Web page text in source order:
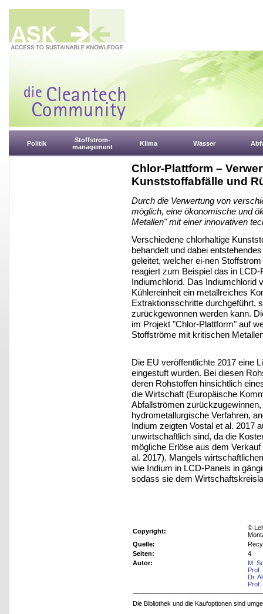
Politik
Stoffstrom-
management
Klima Wasser
Chlor-Plattform –
Kunststoffabfälle und
Durch die Verwertung von
möglich, eine ökonomische und
Metallen" mit einer innovativen
Verschiedene chlorhaltige
behandelt und dabei
geleitet, welcher ei-nen
reagiert zum Beispiel das in
Indiumchlorid. Das Indiumchlorid
Kühlereinheit ein metallreiches
Extraktionsschritte durchgeführt,
zurückgewonnen werden kann.
im Projekt "Chlor-Plattform" auf
Stoffströme mit kritischen
Die EU veröffentlichte 2017 eine
eingestuft wurden. Bei diesen
deren Rohstoffen hinsichtlich
die Wirtschaft (Europäische
Abfallströmen
hydrometallurgische Verfahren,
Indium zeigten Vostal et al. 2017
unwirtschaftlich sind, da die
mögliche Erlöse aus dem
al. 2017). Mangels
wie Indium in LCD-Panels in
sodass sie dem
Copyright:
©
Quelle:
Seiten:
4
Autor:
M.
Dr.
Die Bibliothek und die Kaufoptionen sind